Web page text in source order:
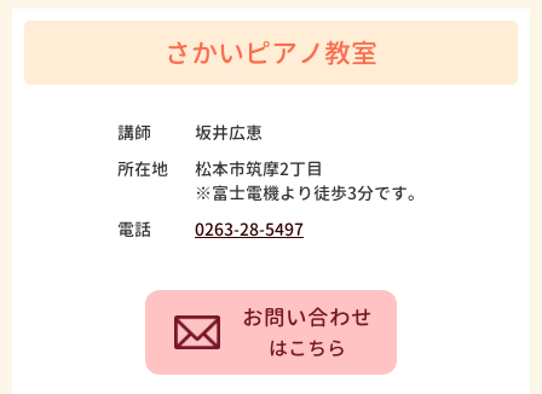
さかいピアノ教室
講師
坂井広恵
所在地
松本市筑摩2丁目
※富士電機より徒歩3分です。
電話
0263-28-5497
お問い合わせ
はこちら